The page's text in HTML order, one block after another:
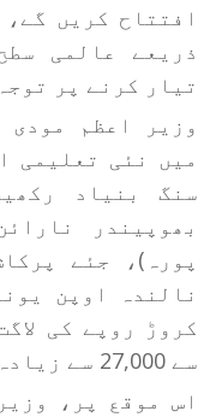
افتتاح کریں
ذریعے عالمی
تیار کرنے پر
وزیر اعظم مودی
میں نئی تعلیمی
سنگ بنیاد
بھوپیندر
پورہ)، جئے
کروڑ روپے کی
سے 27,000 سے زیادہ طلباءمستفید ہوں گے۔
اس موقع پر،